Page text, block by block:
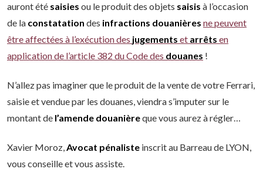
auront été saisies ou le produit des objets saisis à l’occasion
de la constatation des infractions douanières ne peuvent
être affectées à l’exécution des jugements et arrêts en
application de l’article 382 du Code des douanes !
N’allez pas imaginer que le produit de la vente de votre Ferrari,
saisie et vendue par les douanes, viendra s’imputer sur le
montant de l’amende douanièreque vous aurez à régler…
Xavier Moroz,Avocat pénaliste inscrit au Barreau de LYON,
vous conseille et vous assiste.